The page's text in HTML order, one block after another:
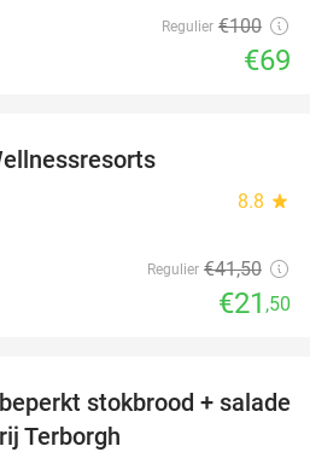
Regulier €100
€69
8.8 star
Regulier €41,50
€21 ,50
44%
stokbrood + salade
Terborgh